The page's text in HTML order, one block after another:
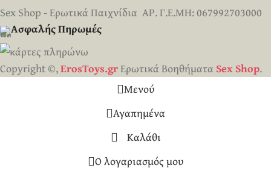
Sex Shop - Ερωτικά Παιχνίδια ΑΡ. Γ.Ε.ΜΗ: 067992703000
Ασφαλής Πηρωμές
Copyright ©,ErosToys.grΕρωτικά Βοηθήματα Sex Shop.
Μενού
Αγαπημένα
Καλάθι
Ο λογαριασμός μου